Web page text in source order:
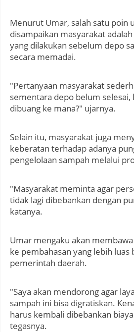
Menurut Umar, salah satu poin
disampaikan masyarakat
yang dilakukan sebelum depo
secara memadai.
"Pertanyaan masyarakat
sementara depo belum selesai,
dibuang ke mana?" ujarnya.
Selain itu, masyarakat juga
keberatan terhadap adanya
pengelolaan sampah melalui
"Masyarakat meminta agar
tidak lagi dibebankan dengan
katanya.
Umar mengaku akan
ke pembahasan yang lebih luas
pemerintah daerah.
"Saya akan mendorong agar
sampah ini bisa digratiskan.
harus kembali dibebankan
tegasnya.